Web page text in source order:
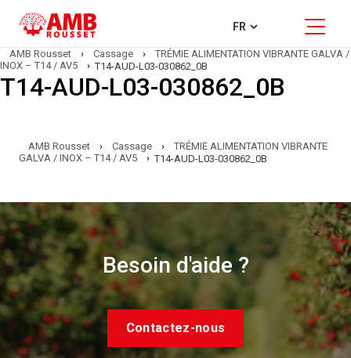
AMB Rousset › Cassage ›
TRÉMIE ALIMENTATION VIBRANTE GALVA /
INOX – T14 / AV5
› T14-AUD-L03-030862_0B
T14-AUD-L03-030862_0B
AMB Rousset › Cassage ›
TRÉMIE ALIMENTATION VIBRANTE
GALVA / INOX – T14 / AV5
› T14-AUD-L03-030862_0B
Besoin d'aide ?
Contactez-nous